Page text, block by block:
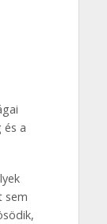
és a
sem